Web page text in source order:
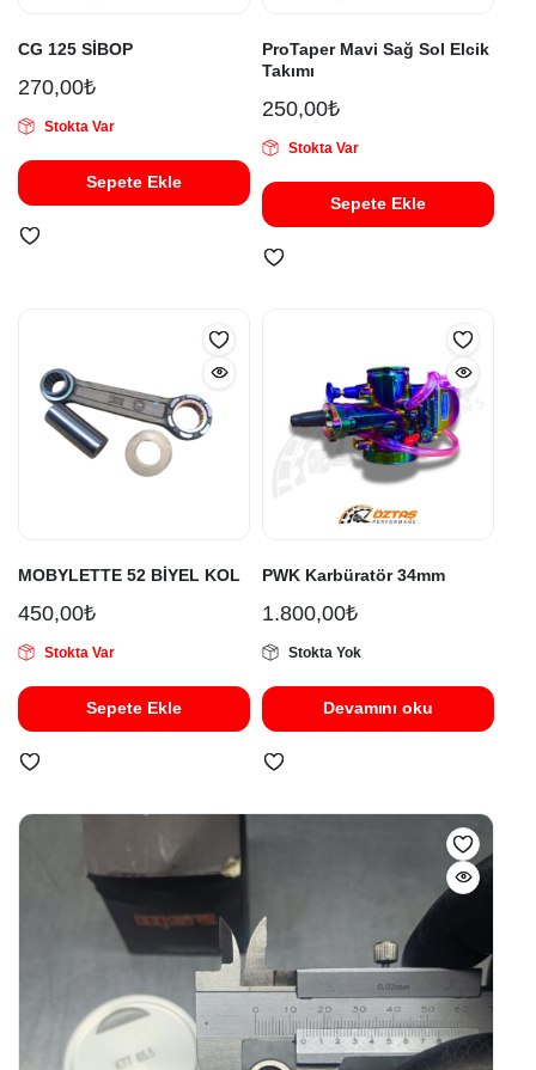
CG 125 SİBOP
270,00₺
Stokta Var
Sepete Ekle
ProTaper Mavi Sağ Sol Elcik
Takımı
250,00₺
Stokta Var
Sepete Ekle
MOBYLETTE 52 BİYEL KOL
450,00₺
Stokta Var
Sepete Ekle
PWK Karbüratör 34mm
1.800,00₺
Stokta Yok
Devamını oku